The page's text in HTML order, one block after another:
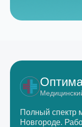
Полный спектр
Новгороде.